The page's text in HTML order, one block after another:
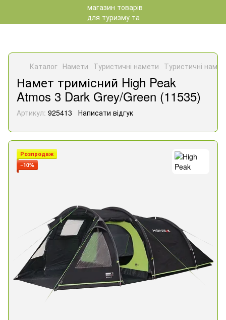
Каталог Намети Туристичні намети Туристичні
Намет тримісний High Peak
Atmos 3 Dark Grey/Green (11535)
Артикул: 925413 Написати відгук
Розпродаж
−10%